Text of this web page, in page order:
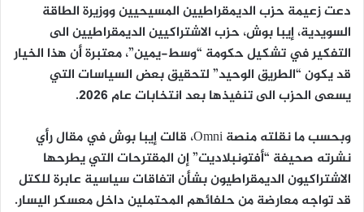
دعت زعيمة حزب الديمقراطيين المسيحيين ووزيرة الطاقة
السويدية، إيبا بوش، حزب الاشتراكيين الديمقراطيين الى
التفكير في تشكيل حكومة “وسط-يمين”، معتبرة أن هذا الخيار
قد يكون “الطريق الوحيد” لتحقيق بعض السياسات التي
يسعى الحزب الى تنفيذها بعد انتخابات عام 2026.
وبحسب ما نقلته منصة Omni، قالت إيبا بوش في مقال رأي
نشرته صحيفة “أفتونبلاديت” إن المقترحات التي يطرحها
الاشتراكيون الديمقراطيون بشأن اتفاقات سياسية عابرة للكتل
قد تواجه معارضة من حلفائهم المحتملين داخل معسكر اليسار.